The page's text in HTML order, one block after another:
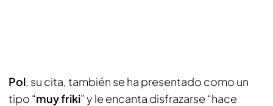
Pol, su cita, también se ha presentado como un
tipo “muy friki” y le encanta disfrazarse “hace